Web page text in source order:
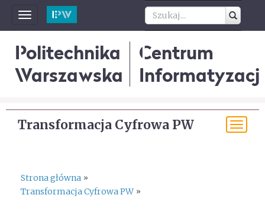
Toggle
navigation
Politechnika
Warszawska
Centrum
Informatyzacji
Transformacja Cyfrowa PW
Strona główna »
Transformacja Cyfrowa PW »